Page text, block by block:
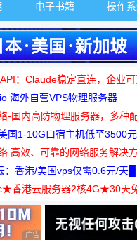
电子书籍 操作
：Claude稳定直连，企业
海外自营VPS物理服务器
-国内高防物理服务器，多种
起国1-10G口宿主机低至3500
高效、可靠的网络服务解决
：香港/美国vps仅需0.6元/天█
香港云服务器2核4G★30天
广告 商业广告，理性选择